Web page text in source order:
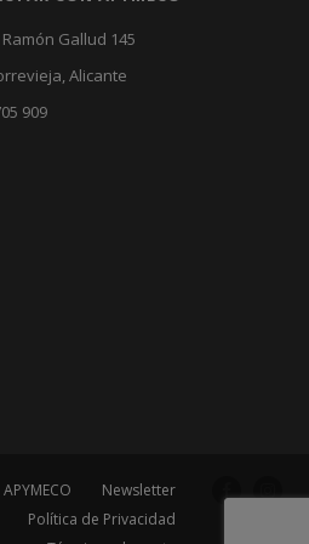
Gallud 145
Alicante
909
Newsletter
Política de Privacidad